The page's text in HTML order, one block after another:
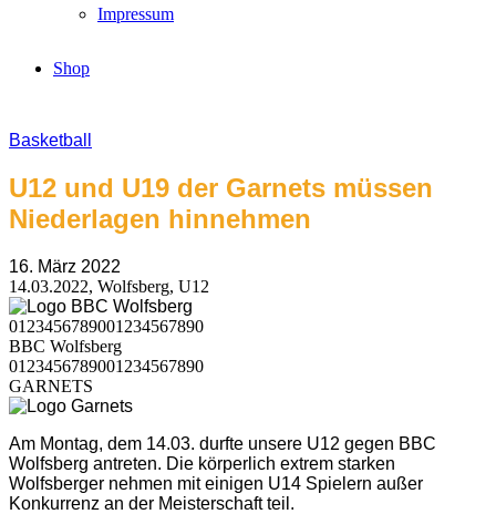
Impressum
Shop
Basketball
U12 und U19 der Garnets müssen
Niederlagen hinnehmen
16. März 2022
14.03.2022, Wolfsberg, U12
01 23456789001 234567890
BBC Wolfsberg
01 23456789001 234567890
GARNETS
Am Montag, dem 14.03. durfte unsere U12 gegen BBC
Wolfsberg antreten. Die körperlich extrem starken
Wolfsberger nehmen mit einigen U14 Spielern außer
Konkurrenz an der Meisterschaft teil.